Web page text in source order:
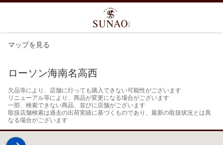
マップを見る
ローソン海南名高西
欠品等により、店舗に行っても購入できない可能性がございます
リニューアル等により、商品が変更になる場合がございます
一部、検索できない商品、並びに店舗がございます
取扱店舗検索は過去の出荷実績に基づくものであり、最新の取扱状況とは異
なる場合がございます